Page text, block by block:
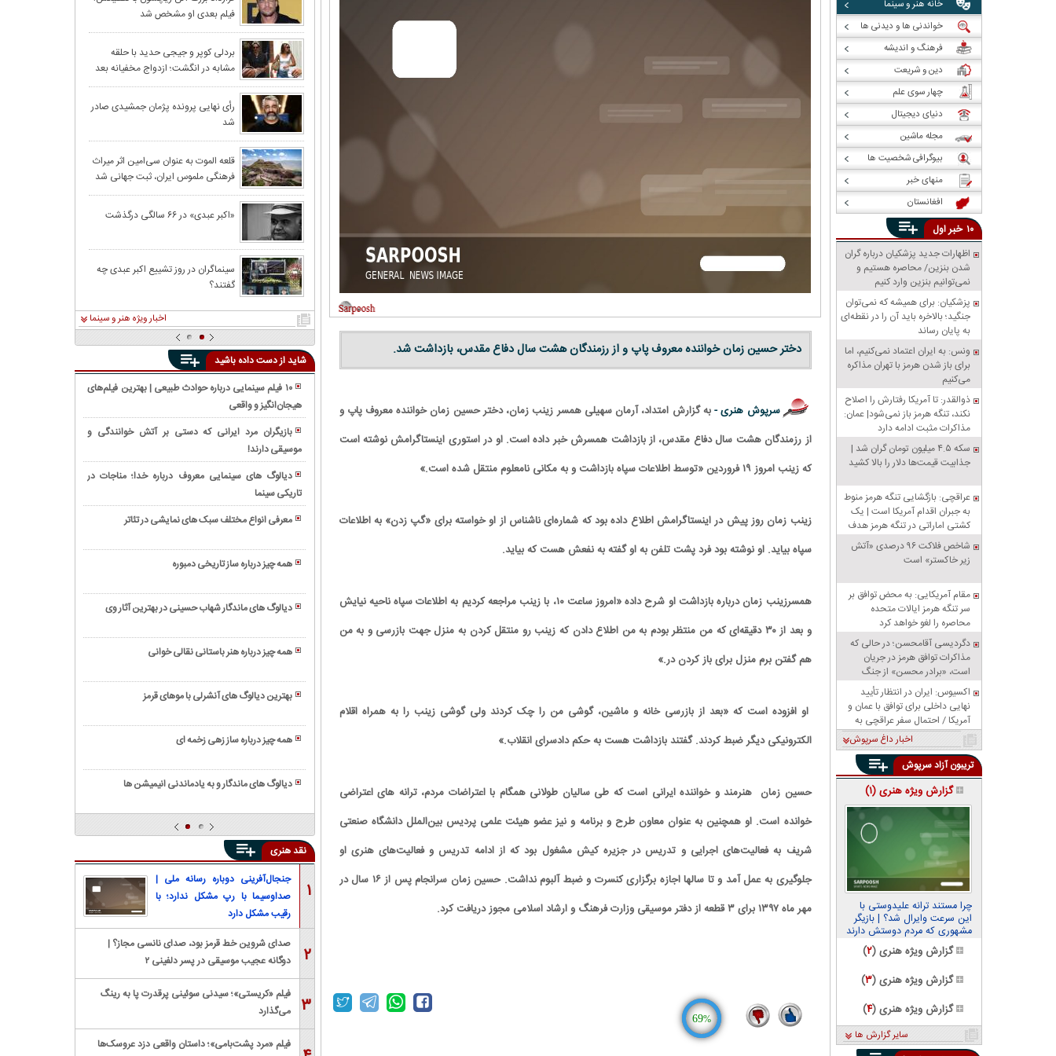
دختر حسین زمان خواننده معروف پاپ و از رزمندگان هشت سال دفاع مقدس، بازداشت شد.
سرپوش هنری -به گزارش امتداد، آرمان سهیلی همسر زینب زمان، دختر حسین زمان خواننده معروف پاپ و
از رزمندگان هشت سال دفاع مقدس، از بازداشت همسرش خبر داده است. او در استوری اینستاگرامش نوشته است
که زینب امروز ۱۹ فروردین «توسط اطلاعات سپاه بازداشت و به مکانی نامعلوم منتقل شده است.»
زینب زمان روز پیش در اینستاگرامش اطلاع داده بود که شماره‌ای ناشناس از او خواسته برای «گپ زدن» به اطلاعات
سپاه بیاید. او نوشته بود فرد پشت تلفن به او گفته به نفعش هست که بیاید.
همسرزینب زمان درباره بازداشت او شرح داده «امروز ساعت ۱۰، با زینب مراجعه کردیم به اطلاعات سپاه ناحیه نیایش
و بعد از ۳۰ دقیقه‌ای که من منتظر بودم به من اطلاع دادن که زینب رو منتقل کردن به منزل جهت بازرسی و به من
هم گفتن برم منزل برای باز کردن در.»
او افزوده است که «بعد از بازرسی خانه و ماشین، گوشی من را چک کردند ولی گوشی زینب را به همراه اقلام
الکترونیکی دیگر ضبط کردند. گفتند بازداشت هست به حکم دادسرای انقلاب.»
حسین زمان هنرمند و خواننده ایرانی است که طی سالیان طولانی همگام با اعتراضات مردم، ترانه های اعتراضی
خوانده است. او همچنین به عنوان معاون طرح و برنامه و نیز عضو هیئت علمی پردیس بین‌الملل دانشگاه صنعتی
شریف به فعالیت‌های اجرایی و تدریس در جزیره کیش مشغول بود که از ادامه تدریس و فعالیت‌های هنری او
جلوگیری به عمل آمد و تا سالها اجازه برگزاری کنسرت و ضبط آلبوم نداشت. حسین زمان سرانجام پس از ۱۶ سال در
مهر ماه ۱۳۹۷ برای ۳ قطعه از دفتر موسیقی وزارت فرهنگ و ارشاد اسلامی مجوز دریافت کرد.
69%
فیلم بعدی او مشخص شد
بردلی کوپر و جیجی حدید با حلقه‌
مشابه در انگشت؛ ازدواج مخفیانه بعد
از ۳ سال نامزدی
رأی نهایی پرونده پژمان جمشیدی صادر
شد
قلعه الموت به عنوان سی‌امین اثر میراث‌
فرهنگی ملموس ایران، ثبت جهانی شد
«اکبر عبدی» در ۶۶ سالگی درگذشت
سینماگران در روز تشییع اکبر عبدی چه
گفتند؟
اخبار ویژه هنر و سینما
شاید از دست داده باشید
۱۰ فیلم سینمایی درباره حوادث طبیعی | بهترین فیلم‌های
هیجان‌انگیز و واقعی
بازیگران مرد ایرانی که دستی بر آتش خوانندگی و
موسیقی دارند!
دیالوگ های سینمایی معروف درباره خدا؛ مناجات در
تاریکی سینما
معرفی انواع مختلف سبک های نمایشی در تئاتر
همه چیز درباره ساز تاریخی دمبوره
دیالوگ های ماندگار شهاب حسینی در بهترین آثار وی
همه چیز درباره هنر باستانی نقالی خوانی
بهترین دیالوگ های آنشرلی با موهای قرمز
همه چیز درباره ساز زهی زخمه ای
دیالوگ های ماندگار و به یادماندنی انیمیشن ها
ایران
کاربرد
گرایی)
نقد هنری
۱
جنجال‌آفرینی دوباره رسانه ملی |
صداوسیما با رپ مشکل ندارد؛ با
رقیب مشکل دارد
۲
صدای شروین خط قرمز بود، صدای نانسی مجاز؟ |
دوگانه عجیب موسیقی در پسر دلفینی ۲
۳
فیلم «کریستی»؛ سیدنی سوئینی پرقدرت پا به رینگ
می‌گذارد
فیلم «مرد پشت‌بامی»؛ داستان واقعی دزد عروسک‌ها
خانه هنر و سینما
خواندنی ها و دیدنی ها
فرهنگ و اندیشه
دین و شریعت
چهار سوی علم
دنیای دیجیتال
مجله ماشین
بیوگرافی شخصیت ها
منهای خبر
افغانستان
۱۰ خبراول
اظهارات جدید پزشکیان درباره گران
شدن بنزین/ محاصره هستیم و
نمی‌توانیم بنزین وارد کنیم
پزشکیان: برای همیشه که نمی‌توان
جنگید؛ بالاخره باید آن را در نقطه‌ای
به پایان رساند
ونس: به ایران اعتماد نمی‌کنیم، اما
برای باز شدن هرمز با تهران مذاکره
می‌کنیم
ذوالقدر: تا آمریکا رفتارش را اصلاح
نکند، تنگه هرمز باز نمی‌شود| عمان:
مذاکرات مثبت ادامه دارد
سکه ۴.۵ میلیون تومان گران شد |
جذابیت قیمت‌ها دلار را بالا کشید
عراقچی: بازگشایی تنگه هرمز منوط
به جبران اقدام آمریکا است | یک
کشتی اماراتی در تنگه هرمز هدف
قرار گرفت
شاخص فلاکت ۹۶ درصدی «آتش
زیر خاکستر» است
مقام آمریکایی: به محض توافق بر
سر تنگه هرمز ایالات متحده
محاصره را لغو خواهد کرد
دگردیسی آقامحسن؛ در حالی که
مذاکرات توافق هرمز در جریان
است، «برادر محسن» از جنگ
سخن می‌گوید
اکسیوس: ایران در انتظار تأیید
نهایی داخلی برای توافق با عمان و
آمریکا / احتمال سفر عراقچی به
پاکستان
اخبار داغ سرپوش
تریبون آزاد سرپوش
گزارش ویژه هنری (۱)
چرا مستند ترانه علیدوستی با
این سرعت وایرال شد؟ | بازیگر
مشهوری که مردم دوستش دارند
گزارش ویژه هنری (۲)
گزارش ویژه هنری (۳)
گزارش ویژه هنری (۴)
سایر گزارش ها